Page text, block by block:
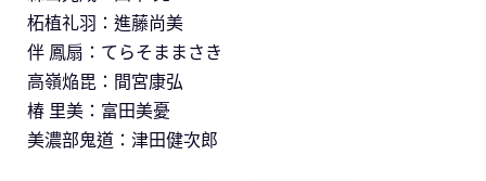
柘植礼羽：進藤尚美
伴 鳳扇：てらそままさき
高嶺焔毘：間宮康弘
椿 里美：富田美憂
美濃部鬼道：津田健次郎